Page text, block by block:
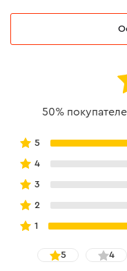
50%
5
4
3
2
1
5 4